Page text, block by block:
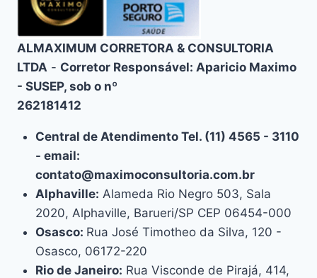
ALMAXIMUM CORRETORA & CONSULTORIA
LTDA - Corretor Responsável: Aparicio Maximo
- SUSEP, sob o nº
262181412
Central de Atendimento Tel. (11) 4565 - 3110
- email:
contato@maximoconsultoria.com.br
Alphaville: Alameda Rio Negro 503, Sala
2020, Alphaville, Barueri/SP CEP 06454-000
Osasco: Rua José Timotheo da Silva, 120 -
Osasco, 06172-220
Rio de Janeiro: Rua Visconde de Pirajá, 414,